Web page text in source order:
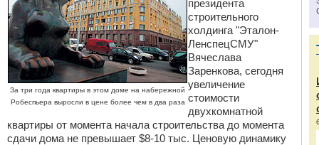
За три года квартиры в этом доме на набережной
Робеспьера выросли в цене более чем в два раза
президента
строительного
холдинга "Эталон-
ЛенспецСМУ"
Вячеслава
Заренкова, сегодня
увеличение
стоимости
двухкомнатной
квартиры от момента начала строительства до момента
сдачи дома не превышает $8-10 тыс. Ценовую динамику